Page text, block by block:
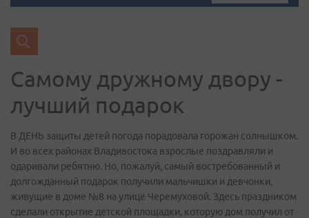
Самому дружному двору -
лучший подарок
В ДЕНЬ защиты детей погода порадовала горожан солнышком.
И во всех районах Владивостока взрослые поздравляли и
одаривали ребятню. Но, пожалуй, самый востребованный и
долгожданный подарок получили мальчишки и девчонки,
живущие в доме №8 на улице Черемуховой. Здесь праздником
сделали открытие детской площадки, которую дом получил от